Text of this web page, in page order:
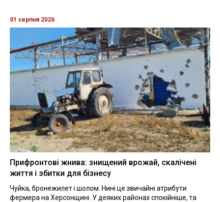
01 серпня 2026
Прифронтові жнива: знищений врожай, скалічені
життя і збитки для бізнесу
Чуйка, бронежилет і шолом. Нині це звичайні атрибути
фермера на Херсонщині. У деяких районах спокійніше, та